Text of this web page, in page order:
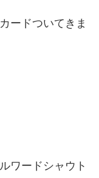
ードついてきま
ワードシャウト